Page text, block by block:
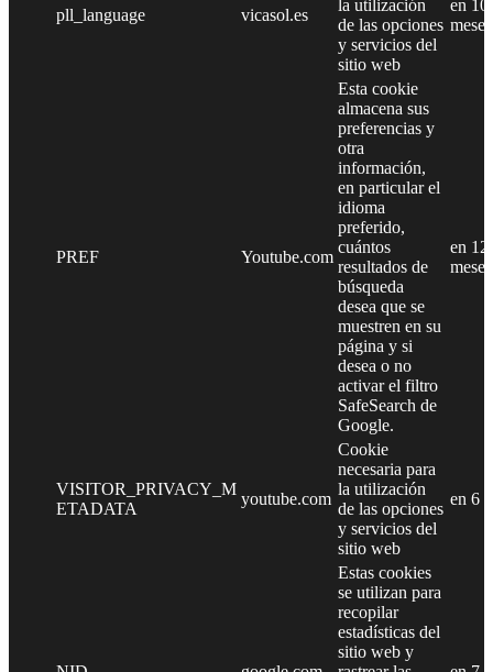
pll_language vicasol.es
la utilización
de las opciones
y servicios del
sitio web
en 10
meses
PREF Youtube.com
Esta cookie
almacena sus
preferencias y
otra
información,
en particular el
idioma
preferido,
cuántos
resultados de
búsqueda
desea que se
muestren en su
página y si
desea o no
activar el filtro
SafeSearch de
Google.
en 12
meses
VISITOR_PRIVACY_M
ETADATA
youtube.com
Cookie
necesaria para
la utilización
de las opciones
y servicios del
sitio web
en 6
Estas cookies
se utilizan para
recopilar
estadísticas del
sitio web y